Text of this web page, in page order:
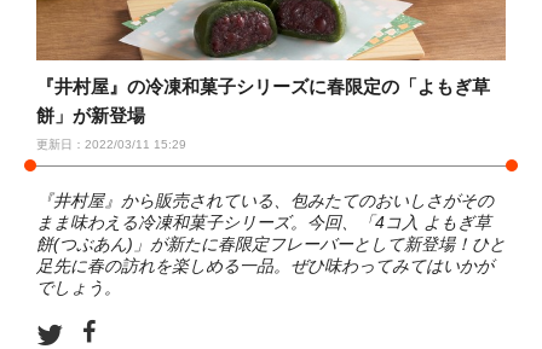
『井村屋』の冷凍和菓子シリーズに春限定の「よもぎ草
餅」が新登場
更新日：2022/03/11 15:29
『井村屋』から販売されている、包みたてのおいしさがその
まま味わえる冷凍和菓子シリーズ。今回、「4コ入 よもぎ草
餅(つぶあん)」が新たに春限定フレーバーとして新登場！ひと
足先に春の訪れを楽しめる一品。ぜひ味わってみてはいかが
でしょう。